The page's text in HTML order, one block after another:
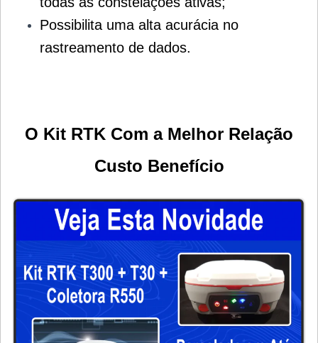
Possibilita uma alta acurácia no
rastreamento de dados.
O Kit RTK Com a Melhor Relação
Custo Benefício